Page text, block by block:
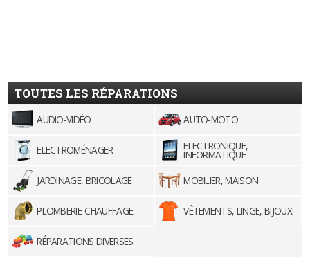
TOUTES LES RÉPARATIONS
AUDIO-VIDÉO AUTO-MOTO
ELECTROMÉNAGER ELECTRONIQUE,
INFORMATIQUE
JARDINAGE, BRICOLAGE
MOBILIER, MAISON
PLOMBERIE-CHAUFFAGE VÊTEMENTS, LINGE, BIJOUX
RÉPARATIONS DIVERSES